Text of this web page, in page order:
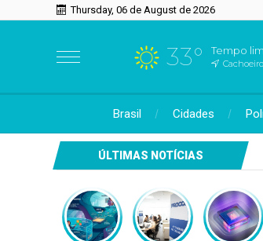
Thursday, 06 de August de 2026
33° Tempo
Cachoeiro
Brasil Cidades
ÚLTIMAS NOTÍCIAS